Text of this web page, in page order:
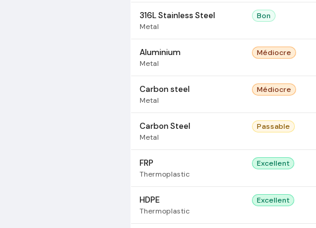
316L Stainless Steel
Metal
Bon
Aluminium
Metal
Médiocre
Carbon steel
Metal
Médiocre
Carbon Steel
Metal
Passable
FRP
Thermoplastic
Excellent
HDPE
Thermoplastic
Excellent